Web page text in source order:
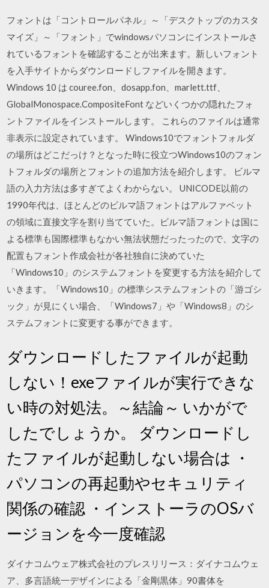
フォントは「コントロールパネル」～「デスクトップのカスタ
マイズ」～「フォント」でwindowsパソコンにインストールさ
れているフォントを確認することが出来ます。新しいフォント
を入手サイトからダウンロードしファイルを開きます。
Windows 10 は couree.fon、dosapp.fon、marlett.ttf、
GlobalMonospace.CompositeFont などいくつかの隠れたフォ
ントファイルをインストールします。 これらのファイルは通常
非表示に設定されています。 Windows10でフォントフォルダ
の場所はどこだっけ？となった時に役立つWindows10のフォン
トフォルダの場所とフォントの追加方法を紹介します。 ビルマ
語の入力方法は多すぎてよくわからない。 UNICODE以前の
1990年代は、ほとんどのビルマ語フォントはアルファベット
の領域に直接文字を割り当てていた。ビルマ語フォントは国に
よる標準も国際標準もなかい無法状態だったったので、文字の
配置もフォント作成会社が各社独自に決めていた
「Windows10」のシステムフォントを変更する方法を紹介して
いきます。「Windows10」の標準システムフォントの「游ゴシ
ック」が見にくい場合、「Windows7」や「Windows8」のシ
ステムフォントに変更する事ができます。
ダウンロードしたファイルが起動
しない！exeファイルが実行できな
い時の対処法。～結論～ いかがで
したでしょうか。 ダウンロードし
たファイルが起動しない場合は ・
パソコンの再起動やセキュリティ
関係の確認 ・インストーラのOSバ
ージョンを今一度確認
ダイナコムウェア株式会社のプレスリリース：ダイナコムウェ
ア、多言語統一デザインによる「金剛黒体」90書体を